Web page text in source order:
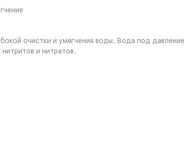
очистки и умягчения воды. Вода под
и нитратов.